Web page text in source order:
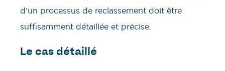
d’un processus de reclassement doit être
suffisamment détaillée et précise.
Le cas détaillé